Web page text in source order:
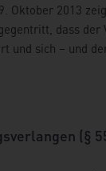
Oktober 2013
dass
und sich – und
(§